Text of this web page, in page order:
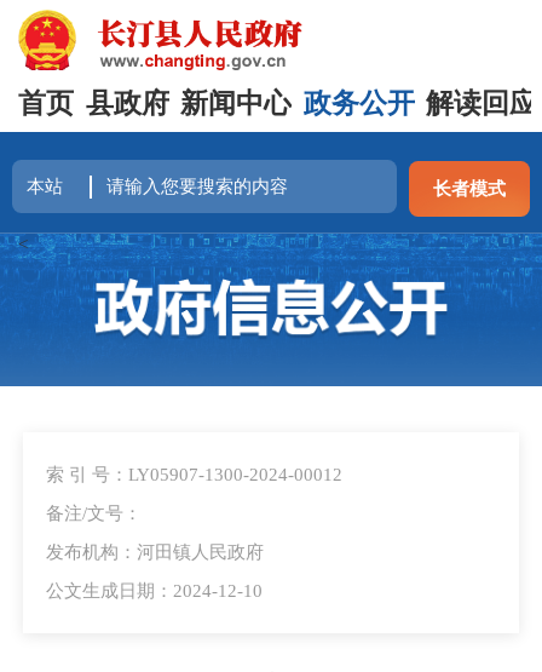
首页 县政府 新闻中心 政务公开 解读回应
长者模式
<
索 引 号：LY05907-1300-2024-00012
备注/文号：
发布机构：河田镇人民政府
公文生成日期：2024-12-10